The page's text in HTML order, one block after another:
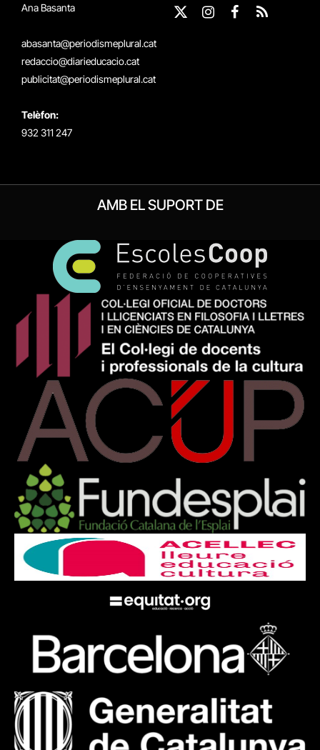
Ana Basanta
abasanta@periodismeplural.cat
redaccio@diarieducacio.cat
publicitat@periodismeplural.cat
Telèfon:
932 311 247
X
InstagramFacebook
RSS
AMB EL SUPORT DE